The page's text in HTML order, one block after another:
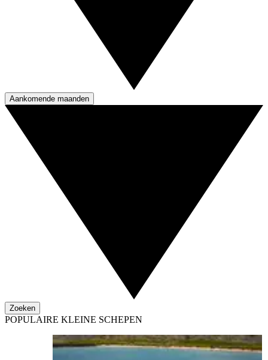
Aankomende maanden
Zoeken
POPULAIRE KLEINE SCHEPEN